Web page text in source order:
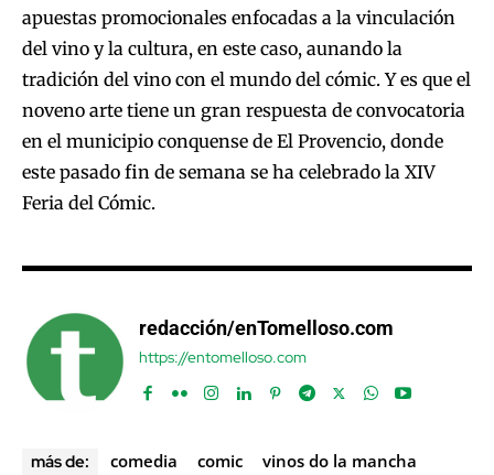
apuestas promocionales enfocadas a la vinculación
del vino y la cultura, en este caso, aunando la
tradición del vino con el mundo del cómic. Y es que el
noveno arte tiene un gran respuesta de convocatoria
en el municipio conquense de El Provencio, donde
este pasado fin de semana se ha celebrado la XIV
Feria del Cómic.
redacción/enTomelloso.com
https://entomelloso.com
más de: comedia comic vinos do la mancha